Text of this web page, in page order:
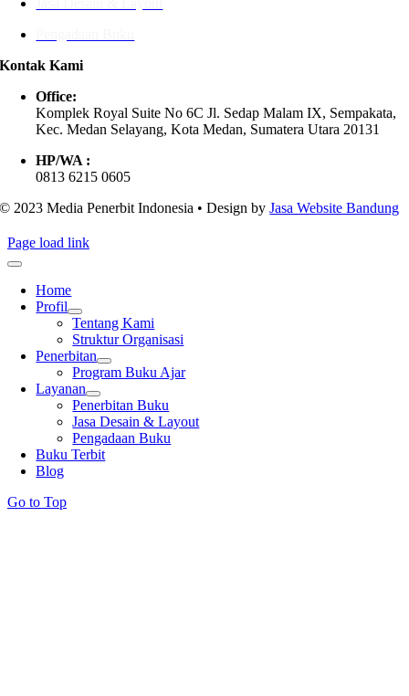
Kontak Kami
Office:
Komplek Royal Suite No 6C Jl. Sedap Malam IX, Sempakata,
Kec. Medan Selayang, Kota Medan, Sumatera Utara 20131
HP/WA :
0813 6215 0605
© 2023 Media Penerbit Indonesia • Design byJasa Website Bandung
Page load link
Home
Profil
Tentang Kami
Struktur Organisasi
Penerbitan
Program Buku Ajar
Layanan
Penerbitan Buku
Jasa Desain & Layout
Pengadaan Buku
Buku Terbit
Blog
Go to Top